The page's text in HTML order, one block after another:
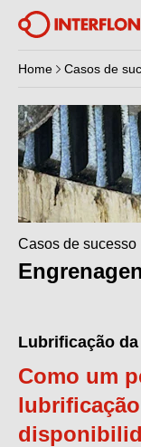
Home Casos de
Casos de sucesso
Lubrificação
Como um